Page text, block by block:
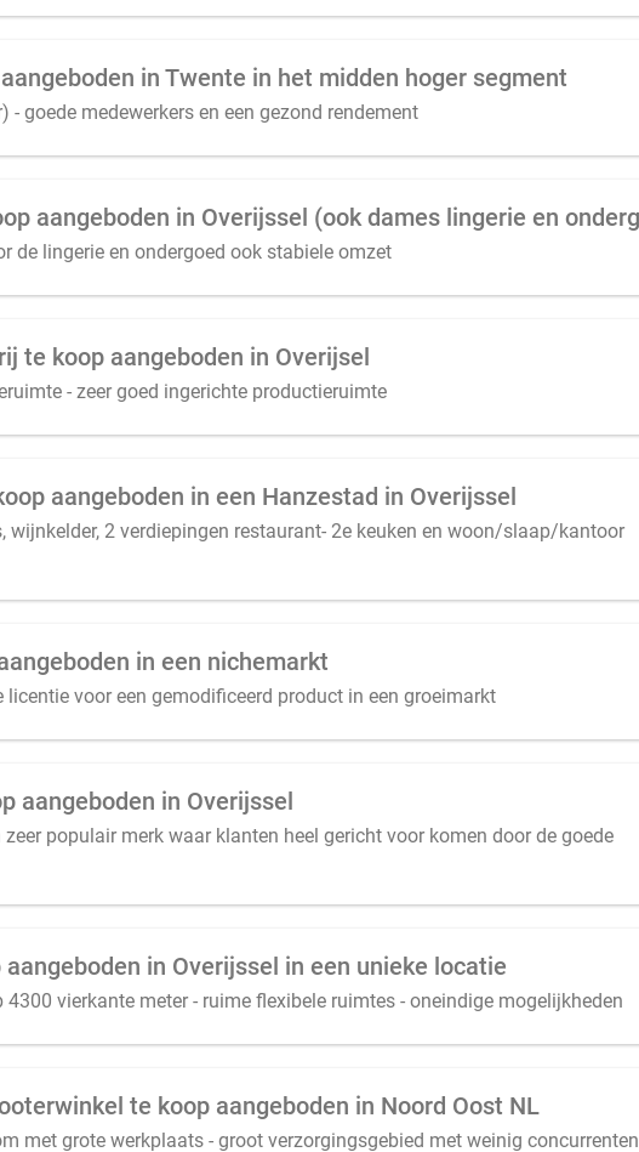
in Twente in het midden hoger segment
goede medewerkers en een gezond rendement
de lingerie en ondergoed ook stabiele omzet
te koop aangeboden in Overijsel
- zeer goed ingerichte productieruimte
aangeboden in een Hanzestad in Overijssel
wijnkelder, 2 verdiepingen restaurant- 2e keuken en woon/slaap/kantoor
in een nichemarkt
voor een gemodificeerd product in een groeimarkt
aangeboden in Overijssel
populair merk waar klanten heel gericht voor komen door de goede
in Overijssel in een unieke locatie
vierkante meter - ruime flexibele ruimtes - oneindige mogelijkheden
te koop aangeboden in Noord Oost NL
met grote werkplaats - groot verzorgingsgebied met weinig concurrenten